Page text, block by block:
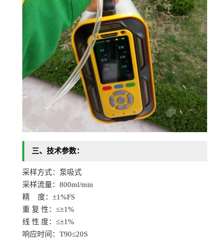
三、 技术参数：
采样方式：泵吸式
采样流量： 800ml/min
精 度：±1%FS
重 复 性： ≤±1%
线 性 度： ≤±1%
响应时间： T90≤20S